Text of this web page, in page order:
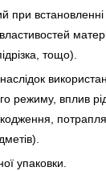
при встановленні
тощо).
режиму, вплив
упаковки.